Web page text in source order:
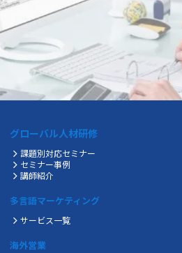
グローバル人材研修
課題別対応セミナー
セミナー事例
講師紹介
多言語マーケティング
サービス一覧
海外営業